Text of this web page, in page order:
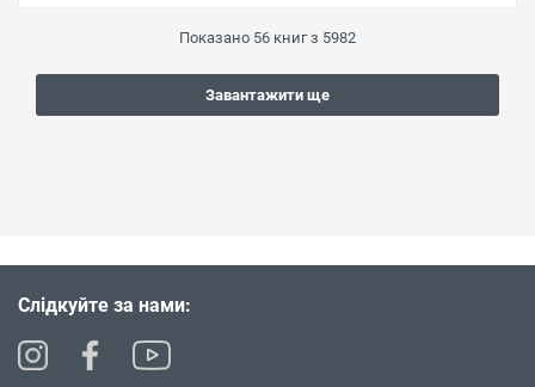
Показано 56 книг з 5982
Завантажити ще
Слідкуйте за нами: